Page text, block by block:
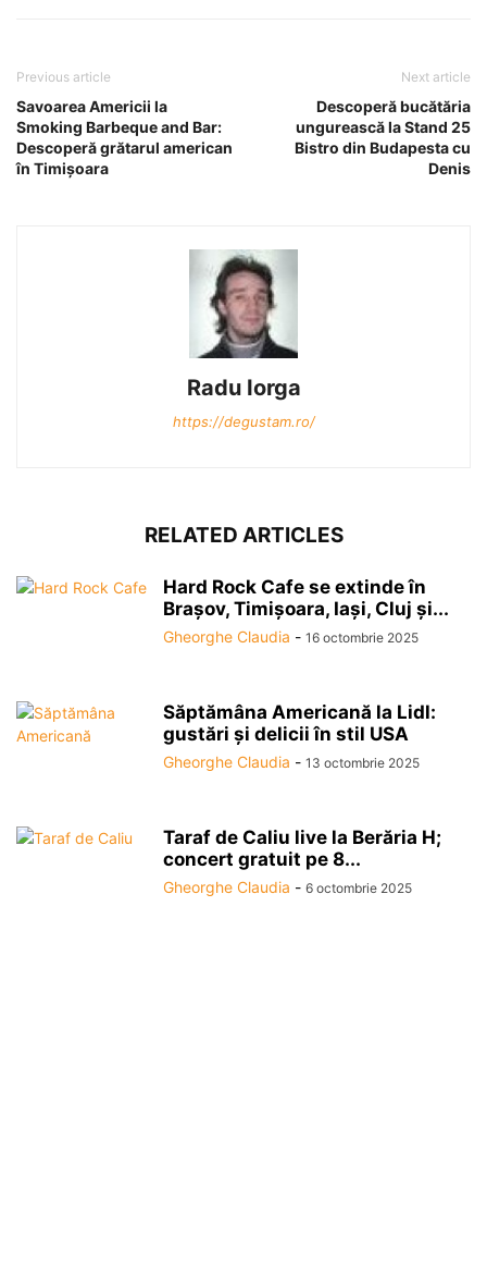
Previous article
Savoarea Americii la
Smoking Barbeque and Bar:
Descoperă grătarul american
în Timișoara
Next article
Descoperă bucătăria
ungurească la Stand 25
Bistro din Budapesta cu
Denis
Radu Iorga
https://degustam.ro/
RELATED ARTICLES
Hard Rock Cafe se extinde în
Brașov, Timișoara, Iași, Cluj și...
Gheorghe Claudia - 16 octombrie 2025
Săptămâna Americană la Lidl:
gustări și delicii în stil USA
Gheorghe Claudia - 13 octombrie 2025
Taraf de Caliu live la Berăria H;
concert gratuit pe 8...
Gheorghe Claudia - 6 octombrie 2025